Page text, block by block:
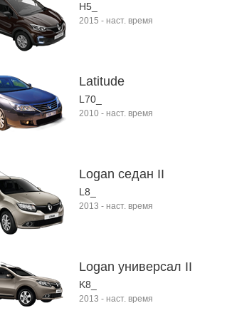
H5_
2015 - наст. время
Latitude
L70_
2010 - наст. время
Logan седан II
L8_
2013 - наст. время
Logan универсал II
K8_
2013 - наст. время